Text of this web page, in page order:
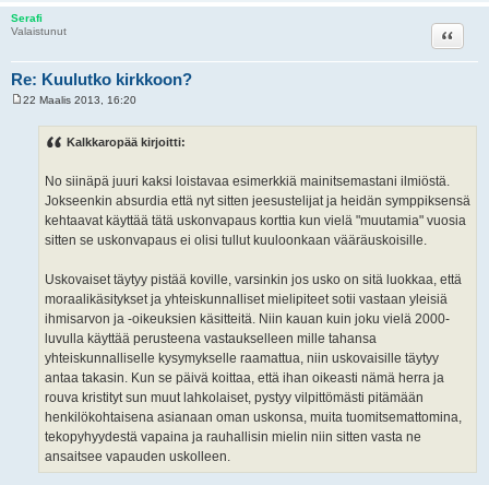
Serafi
Valaistunut
Re: Kuulutko kirkkoon?
Lainaa
22 Maalis 2013, 16:20
Kalkkaropää kirjoitti:
No siinäpä juuri kaksi loistavaa esimerkkiä mainitsemastani ilmiöstä.
Jokseenkin absurdia että nyt sitten jeesustelijat ja heidän symppiksensä
kehtaavat käyttää tätä uskonvapaus korttia kun vielä "muutamia" vuosia
sitten se uskonvapaus ei olisi tullut kuuloonkaan vääräuskoisille.
Uskovaiset täytyy pistää koville, varsinkin jos usko on sitä luokkaa, että
moraalikäsitykset ja yhteiskunnalliset mielipiteet sotii vastaan yleisiä
ihmisarvon ja -oikeuksien käsitteitä. Niin kauan kuin joku vielä 2000-
luvulla käyttää perusteena vastaukselleen mille tahansa
yhteiskunnalliselle kysymykselle raamattua, niin uskovaisille täytyy
antaa takasin. Kun se päivä koittaa, että ihan oikeasti nämä herra ja
rouva kristityt sun muut lahkolaiset, pystyy vilpittömästi pitämään
henkilökohtaisena asianaan oman uskonsa, muita tuomitsemattomina,
tekopyhyydestä vapaina ja rauhallisin mielin niin sitten vasta ne
ansaitsee vapauden uskolleen.